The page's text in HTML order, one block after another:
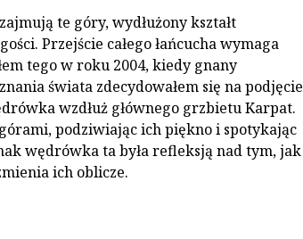
te góry, wydłużony kształt
Przejście całego łańcucha wymaga
tego w roku 2004, kiedy gnany
świata zdecydowałem się na podjęcie
wzdłuż głównego grzbietu Karpat.
podziwiając ich piękno i spotykając
wędrówka ta była refleksją nad tym, jak
ich oblicze.